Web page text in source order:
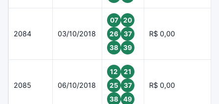
2084 03/10/2018
07
20
26
37
38
39
R$ 0,00
2085 06/10/2018
12
21
25
37
38
49
R$ 0,00